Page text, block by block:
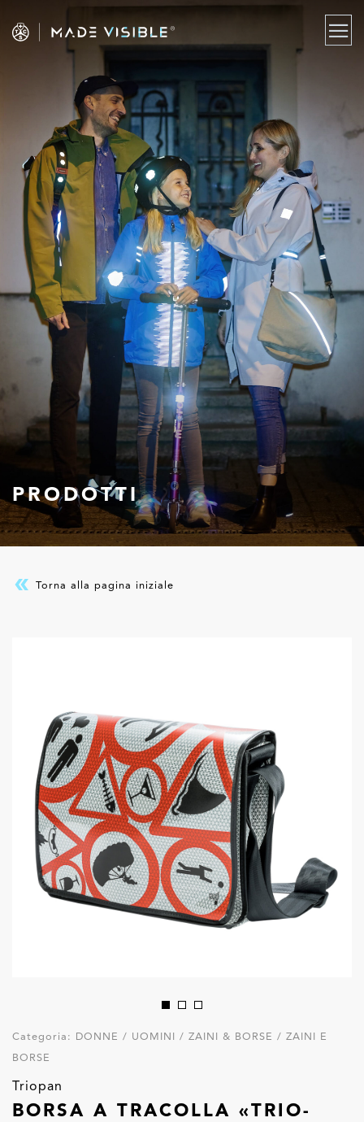
PRODOTTI
Torna alla pagina iniziale
Categoria: DONNE / UOMINI / ZAINI & BORSE / ZAINI E
BORSE
Triopan
BORSA A TRACOLLA «TRIO-